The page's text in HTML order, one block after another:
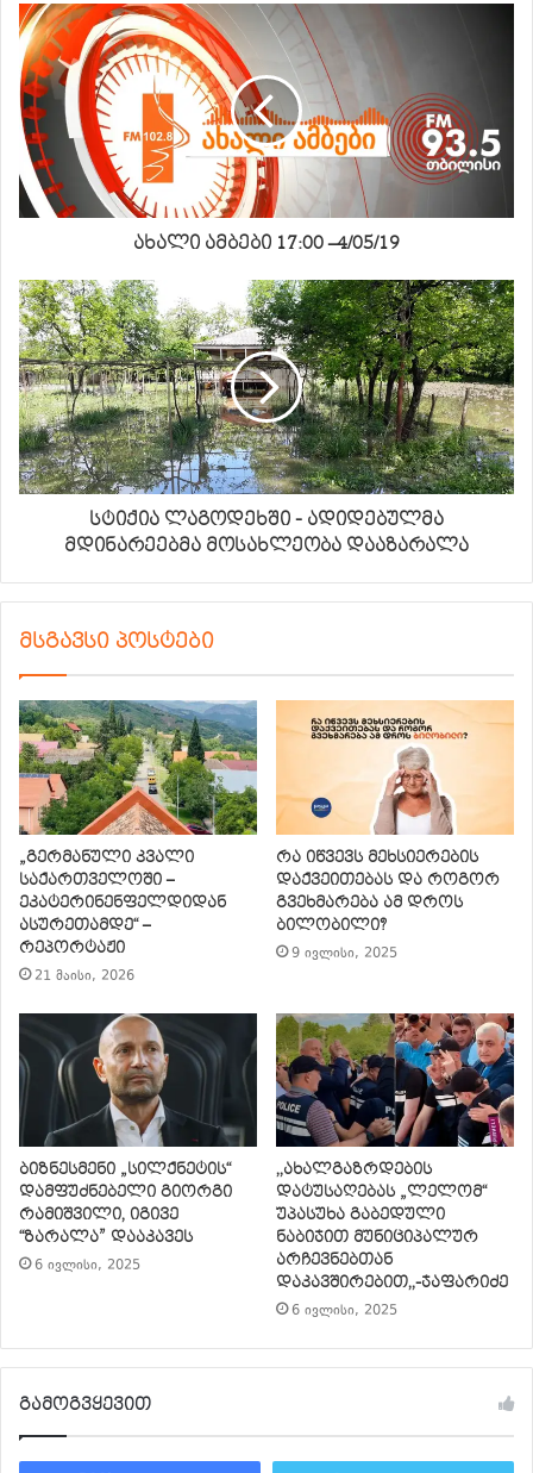
ახალი ამბები 17:00 –4/05/19
სტიქია ლაგოდეხში - ადიდებულმა
მდინარეებმა მოსახლეობა დააზარალა
მსგავსი პოსტები
„გერმანული კვალი
საქართველოში –
ეკატერინენფელდიდან
ასურეთამდე“ –
რეპორტაჟი
21 მაისი, 2026
რა იწვევს მეხსიერების
დაქვეითებას და როგორ
გვეხმარება ამ დროს
ბილობილი?
9 ივლისი, 2025
ბიზნესმენი „სილქნეტის“
დამფუძნებელი გიორგი
რამიშვილი, იგივე
“ზარალა” დააკავეს
6 ივლისი, 2025
,,ახალგაზრდების
დატუსაღებას „ლელომ“
უპასუხა გაბედული
ნაბიჯით მუნიციპალურ
არჩევნებთან
დაკავშირებით,,-ჯაფარიძე
6 ივლისი, 2025
გამოგვყევით